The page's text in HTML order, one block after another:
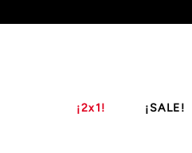
¡2x1! ¡SALE!